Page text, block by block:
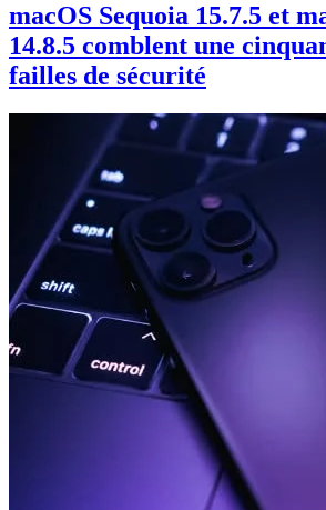
macOS Sequoia 15.7.5 et
14.8.5 comblent une
failles de sécurité